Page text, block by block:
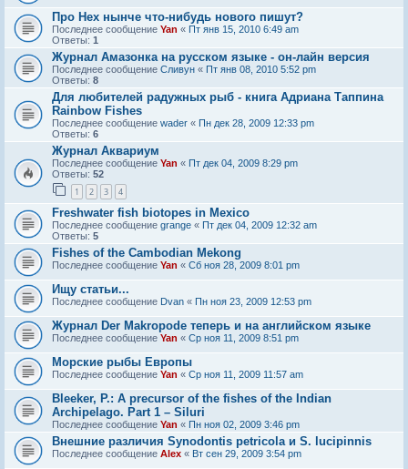
Про Hex нынче что-нибудь нового пишут?
Последнее сообщение Yan « Пт янв 15, 2010 6:49 am
Ответы: 1
Журнал Амазонка на русском языке - он-лайн версия
Последнее сообщение Сливун « Пт янв 08, 2010 5:52 pm
Ответы: 8
Для любителей радужных рыб - книга Адриана Таппина
Rainbow Fishes
Последнее сообщение wader « Пн дек 28, 2009 12:33 pm
Ответы: 6
Журнал Аквариум
Последнее сообщение Yan « Пт дек 04, 2009 8:29 pm
Ответы: 52
1 2 3 4
Freshwater fish biotopes in Mexico
Последнее сообщение grange « Пт дек 04, 2009 12:32 am
Ответы: 5
Fishes of the Cambodian Mekong
Последнее сообщение Yan « Сб ноя 28, 2009 8:01 pm
Ищу статьи...
Последнее сообщение Dvan « Пн ноя 23, 2009 12:53 pm
Журнал Der Makropode теперь и на английском языке
Последнее сообщение Yan « Ср ноя 11, 2009 8:51 pm
Морские рыбы Европы
Последнее сообщение Yan « Ср ноя 11, 2009 11:57 am
Bleeker, P.: A precursor of the fishes of the Indian
Archipelago. Part 1 – Siluri
Последнее сообщение Yan « Пн ноя 02, 2009 3:46 pm
Внешние различия Synodontis petricola и S. lucipinnis
Последнее сообщение Alex « Вт сен 29, 2009 3:54 pm